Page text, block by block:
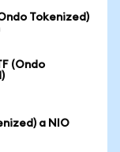
Tokenized)
(Ondo
a NIO